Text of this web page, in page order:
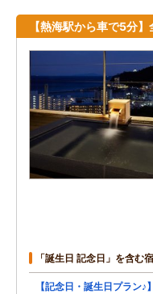
【熱海駅から車で5分
「誕生日 記念日」を含む
【記念日・誕生日プラン♪